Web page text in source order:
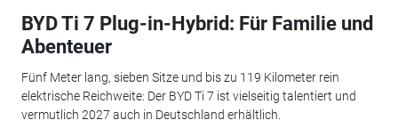
BYD Ti 7 Plug-in-Hybrid: Für Familie und
Abenteuer
Fünf Meter lang, sieben Sitze und bis zu 119 Kilometer rein
elektrische Reichweite: Der BYD Ti 7 ist vielseitig talentiert und
vermutlich 2027 auch in Deutschland erhältlich.